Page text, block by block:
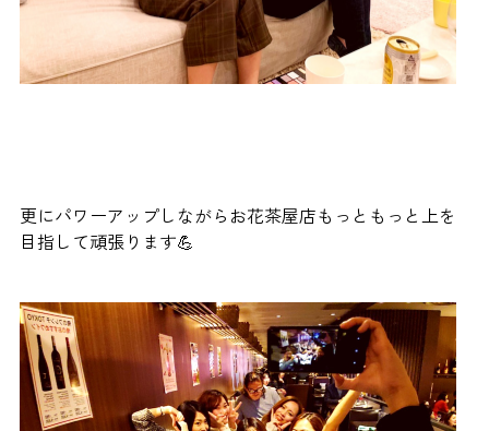
更にパワーアップしながらお花茶屋店もっともっと上を
目指して頑張ります💪